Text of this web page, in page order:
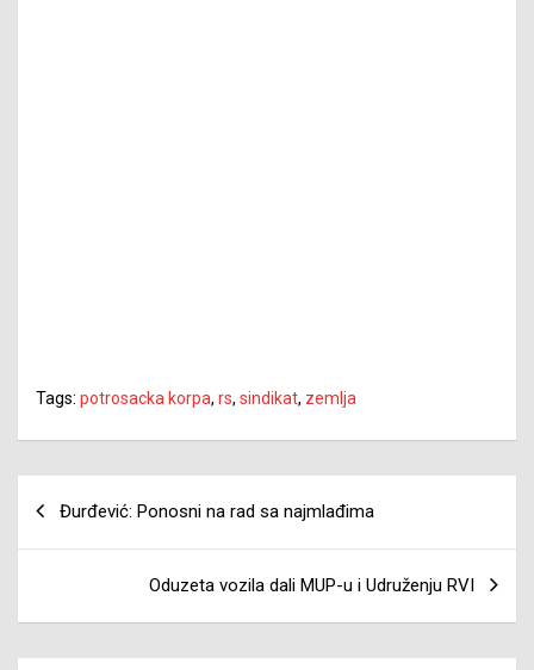
Tags: potrosacka korpa, rs, sindikat, zemlja
Đurđević: Ponosni na rad sa najmlađima
Oduzeta vozila dali MUP-u i Udruženju RVI